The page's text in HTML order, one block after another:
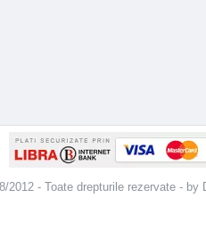
- Toate drepturile rezervate - by